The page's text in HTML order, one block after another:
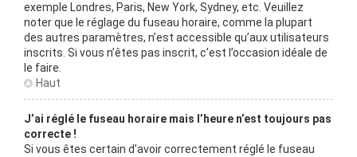
exemple Londres, Paris, New York, Sydney, etc. Veuillez
noter que le réglage du fuseau horaire, comme la plupart
des autres paramètres, n’est accessible qu’aux utilisateurs
inscrits. Si vous n’êtes pas inscrit, c’est l’occasion idéale de
le faire.
Haut
J’ai réglé le fuseau horaire mais l’heure n’est toujours pas
correcte !
Si vous êtes certain d’avoir correctement réglé le fuseau